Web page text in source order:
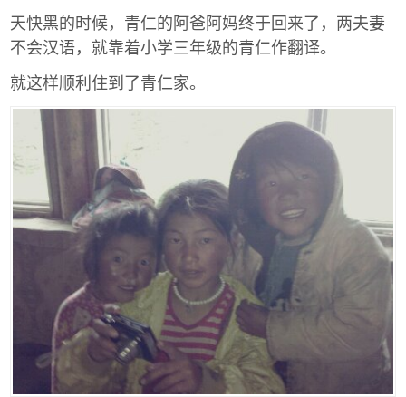
天快黑的时候，青仁的阿爸阿妈终于回来了，两夫妻
不会汉语，就靠着小学三年级的青仁作翻译。
就这样顺利住到了青仁家。